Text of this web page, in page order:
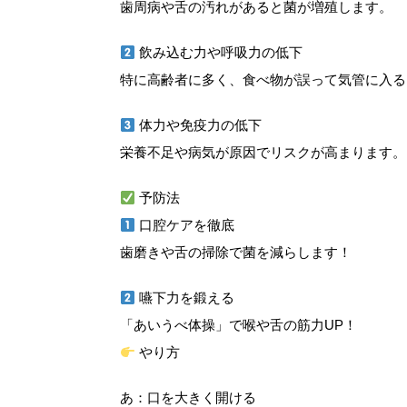
歯周病や舌の汚れがあると菌が増殖します。
飲み込む力や呼吸力の低下
特に高齢者に多く、食べ物が誤って気管に入
体力や免疫力の低下
栄養不足や病気が原因でリスクが高まります。
予防法
口腔ケアを徹底
歯磨きや舌の掃除で菌を減らします！
嚥下力を鍛える
「あいうべ体操」で喉や舌の筋力UP！
やり方
あ：口を大きく開ける